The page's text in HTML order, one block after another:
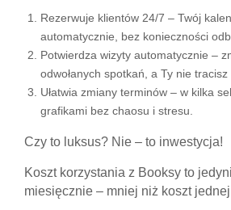
Rezerwuje klientów 24/7 – Twój
automatycznie, bez konieczności
Potwierdza wizyty automatycznie –
odwołanych spotkań, a Ty nie tracisz
Ułatwia zmiany terminów – w kilka
grafikami bez chaosu i stresu.
Czy to luksus? Nie – to inwestycja!
Koszt korzystania z Booksy to
miesięcznie – mniej niż koszt